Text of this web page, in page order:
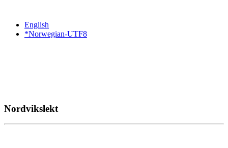
English
*Norwegian-UTF8
Nordvikslekt